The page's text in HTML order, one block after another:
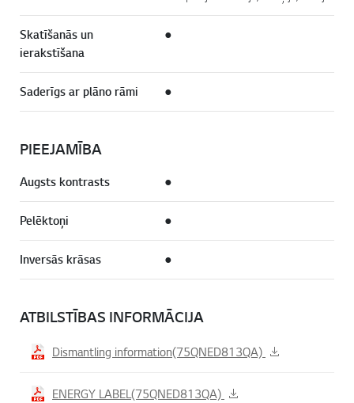
Skatīšanās un
ierakstīšana
●
Saderīgs ar plāno rāmi ●
PIEEJAMĪBA
Augsts kontrasts ●
Pelēktoņi ●
Inversās krāsas ●
ATBILSTĪBAS INFORMĀCIJA
Dismantling information(75QNED813QA)
ENERGY LABEL(75QNED813QA)